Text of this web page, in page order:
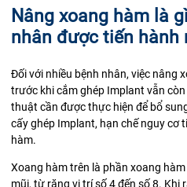
Nâng xoang hàm là
nhân được tiến hành
Đối với nhiều bệnh nhân, việc nâng
trước khi cắm ghép Implant vẫn
thuật cần được thực hiện để bổ
cấy ghép Implant, hạn chế nguy cơ
hàm.
Xoang hàm trên là phần xoang
mũi, từ răng vị trí số 4 đến số 8. Khi